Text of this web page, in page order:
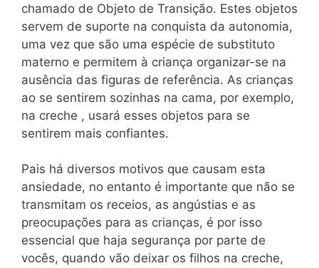
chamado de Objeto de Transição. Estes objetos
servem de suporte na conquista da autonomia,
uma vez que são uma espécie de substituto
materno e permitem à criança organizar-se na
ausência das figuras de referência. As crianças
ao se sentirem sozinhas na cama, por exemplo,
na creche , usará esses objetos para se
sentirem mais confiantes.
Pais há diversos motivos que causam esta
ansiedade, no entanto é importante que não se
transmitam os receios, as angústias e as
preocupações para as crianças, é por isso
essencial que haja segurança por parte de
vocês, quando vão deixar os filhos na creche,